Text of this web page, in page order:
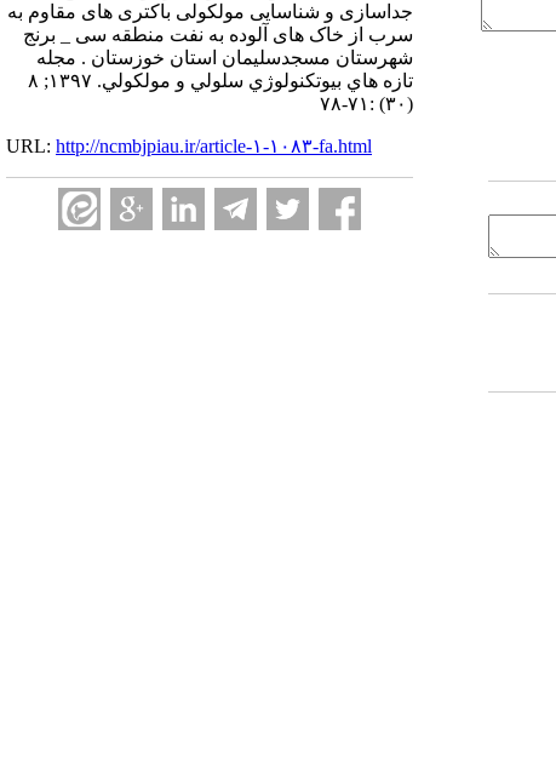
جداسازی و شناسایی مولکولی باکتری های مقاوم به
سرب از خاک های آلوده به نفت منطقه سی _ برنج
شهرستان مسجدسلیمان استان خوزستان . مجله
تازه هاي بيوتكنولوژي سلولي و مولكولي. ۱۳۹۷; ۸
(۳۰) :۷۱-۷۸
URL: http://ncmbjpiau.ir/article-۱-۱۰۸۳-fa.html